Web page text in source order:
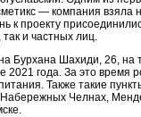
— компания взяла
к проекту
и частных лиц.
Бурхана Шахиди, 26, на
2021 года. За это время
Также такие
Набережных Челнах,